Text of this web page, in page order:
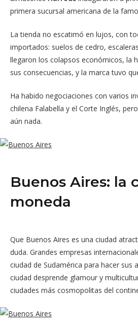
primera sucursal americana de la
La tienda no escatimó en lujos, con
importados: suelos de cedro,
llegaron los colapsos económicos, la
sus consecuencias, y la marca tuvo
Ha habido negociaciones con varios
chilena Falabella y el Corte Inglés,
aún nada.
Buenos Aires: la
moneda
Que Buenos Aires es una ciudad
duda. Grandes empresas
ciudad de Sudamérica para hacer sus
ciudad desprende glamour y
ciudades más cosmopolitas del